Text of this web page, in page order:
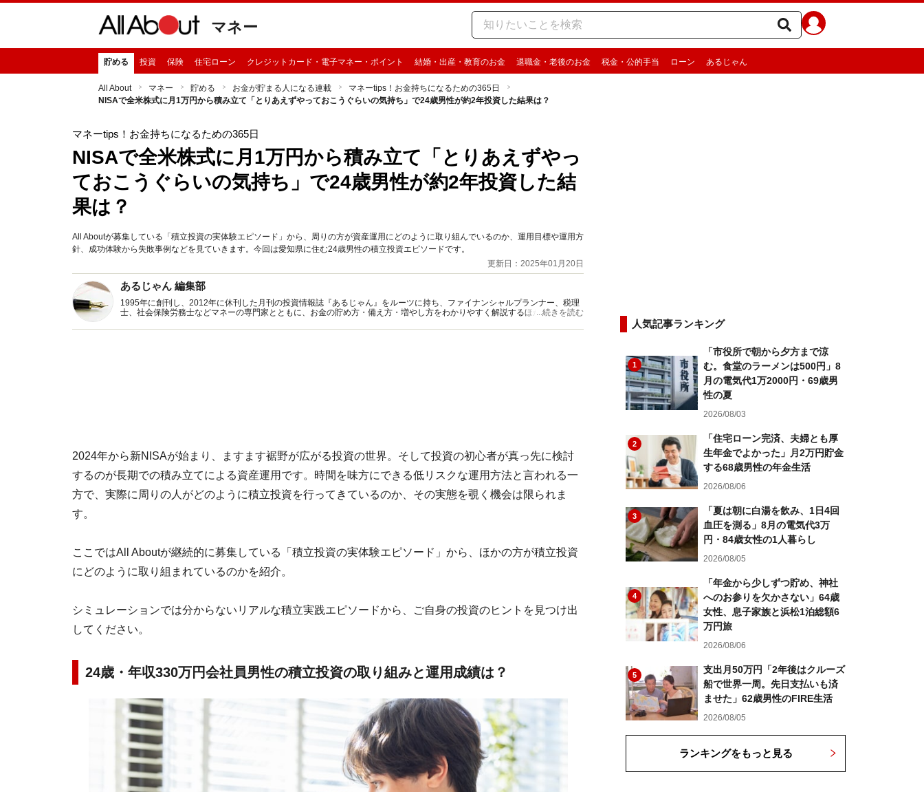
マネー
貯める 投資 保険 住宅ローン クレジットカード・電子マネー・ポイント 結婚・出産・教育のお金 退職金・老後のお金 税金・公的手当 ローン あるじゃん
All About マネー 貯める お金が貯まる人になる連載
マネーtips！お金持ちになるための365日
NISAで全米株式に月1万円から積み立て「とりあえずやっておこうぐらいの気持ち」で24歳男性が約2年投資した結果は？
マネーtips！お金持ちになるための365日
NISAで全米株式に月1万円から積み立て「とりあえずやっ
ておこうぐらいの気持ち」で24歳男性が約2年投資した結
果は？
All Aboutが募集している「積立投資の実体験エピソード」から、周りの方が資産運用にどのように取り組んでいるのか、運用目標や運用方
針、成功体験から失敗事例などを見ていきます。今回は愛知県に住む24歳男性の積立投資エピソードです。
更新日：2025年01月20日
あるじゃん 編集部
1995年に創刊し、2012年に休刊した月刊の投資情報誌『あるじゃん』をルーツに持ち、ファイナンシャルプランナー、税理
士、社会保険労務士などマネーの専門家とともに、お金の貯め方・備え方・増やし方をわかりやすく解説するほか、マネー最
...続きを読む
2024年から新NISAが始まり、ますます裾野が広がる投資の世界。そして投資の初心者が真っ先に検討
するのが長期での積み立てによる資産運用です。時間を味方にできる低リスクな運用方法と言われる一
方で、実際に周りの人がどのように積立投資を行ってきているのか、その実態を覗く機会は限られま
す。
ここではAll Aboutが継続的に募集している「積立投資の実体験エピソード」から、ほかの方が積立投資
にどのように取り組まれているのかを紹介。
シミュレーションでは分からないリアルな積立実践エピソードから、ご自身の投資のヒントを見つけ出
してください。
24歳・年収330万円会社員男性の積立投資の取り組みと運用成績は？
人気記事ランキング
1
「市役所で朝から夕方まで涼
む。食堂のラーメンは500円」8
月の電気代1万2000円・69歳男
性の夏
2026/08/03
2
「住宅ローン完済、夫婦とも厚
生年金でよかった」月2万円貯金
する68歳男性の年金生活
2026/08/06
3
「夏は朝に白湯を飲み、1日4回
血圧を測る」8月の電気代3万
円・84歳女性の1人暮らし
2026/08/05
4
「年金から少しずつ貯め、神社
へのお参りを欠かさない」64歳
女性、息子家族と浜松1泊総額6
万円旅
2026/08/06
5
支出月50万円「2年後はクルーズ
船で世界一周。先日支払いも済
ませた」62歳男性のFIRE生活
2026/08/05
ランキングをもっと見る